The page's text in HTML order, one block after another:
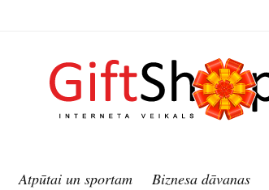
Atpūtai un sportam Biznesa dāvanas